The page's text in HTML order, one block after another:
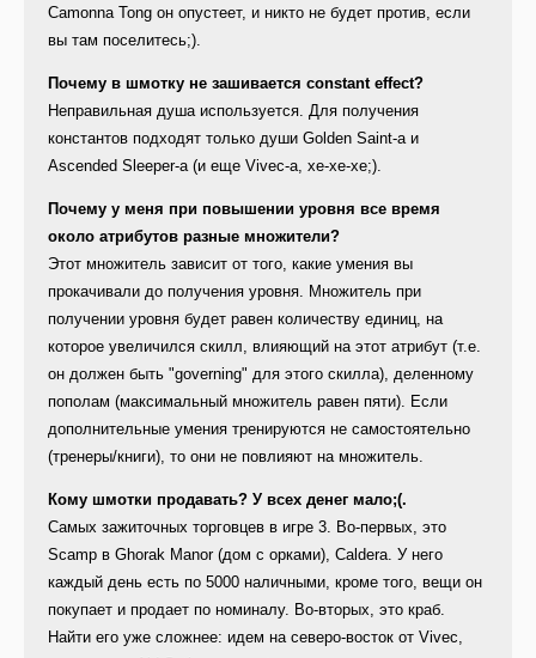
Camonna Tong он опустеет, и никто не будет против, если
вы там поселитесь;).
Почему в шмотку не зашивается constant effect?
Неправильная душа используется. Для получения
константов подходят только души Golden Saint-а и
Ascended Sleeper-а (и еще Vivec-а, хе-хе-хе;).
Почему у меня при повышении уровня все время
около атрибутов разные множители?
Этот множитель зависит от того, какие умения вы
прокачивали до получения уровня. Множитель при
получении уровня будет равен количеству единиц, на
которое увеличился скилл, влияющий на этот атрибут (т.е.
он должен быть "governing" для этого скилла), деленному
пополам (максимальный множитель равен пяти). Если
дополнительные умения тренируются не самостоятельно
(тренеры/книги), то они не повлияют на множитель.
Кому шмотки продавать? У всех денег мало;(.
Самых зажиточных торговцев в игре 3. Во-первых, это
Scamp в Ghorak Manor (дом с орками), Caldera. У него
каждый день есть по 5000 наличными, кроме того, вещи он
покупает и продает по номиналу. Во-вторых, это краб.
Найти его уже сложнее: идем на северо-восток от Vivec,